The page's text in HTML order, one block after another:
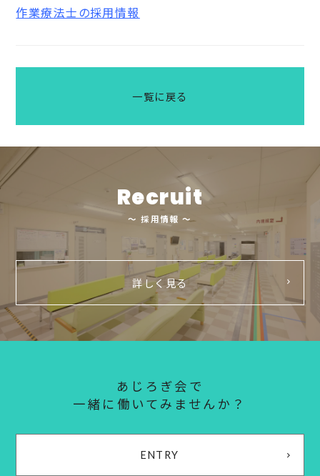
作業療法士の採用情報
一覧に戻る
Recruit
～ 採用情報 ～
詳しく見る
あじろぎ会で
一緒に働いてみませんか？
ENTRY